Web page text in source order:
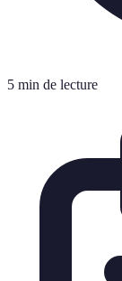
5 min de lecture